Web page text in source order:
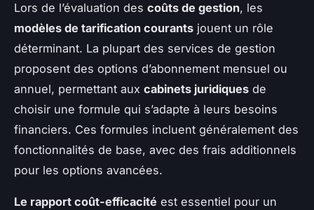
Lors de l’évaluation des coûts de gestion, les
modèles de tarification courants jouent un rôle
déterminant. La plupart des services de gestion
proposent des options d’abonnement mensuel ou
annuel, permettant aux cabinets juridiques de
choisir une formule qui s’adapte à leurs besoins
financiers. Ces formules incluent généralement des
fonctionnalités de base, avec des frais additionnels
pour les options avancées.
Le rapport coût-efficacité est essentiel pour un